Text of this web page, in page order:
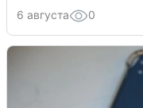
6 августа 0